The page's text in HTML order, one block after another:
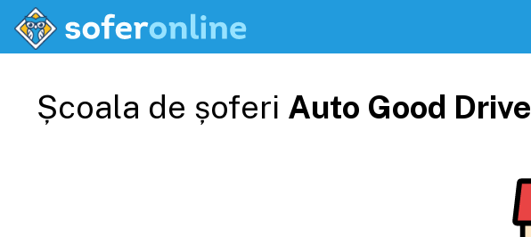
Școala de șoferi Auto Good Drive